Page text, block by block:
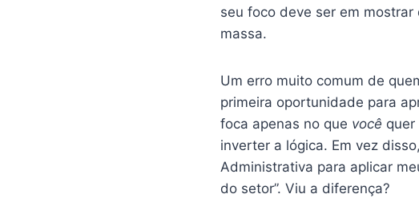
seu foco deve ser em
massa.
Um erro muito comum de
primeira oportunidade para
foca apenas no que você quer
inverter a lógica. Em vez
Administrativa para aplicar
do setor”. Viu a diferença?